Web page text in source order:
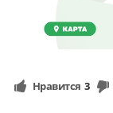
Нравится 3